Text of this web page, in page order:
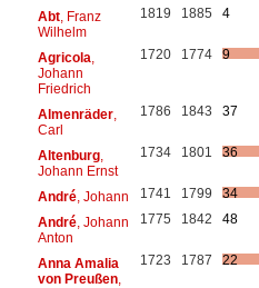
Abt, Franz
Wilhelm
1819 1885 4
Agricola
Johann
Friedrich
1720 1774 9
Almenräder,
Carl
1786 1843 37
Altenburg,
Johann Ernst
1734 1801 36
André, Johann 1741 1799
34
André, Johann
Anton
1775 1842 48
Anna Amalia
von Preußen,
1723 1787 22